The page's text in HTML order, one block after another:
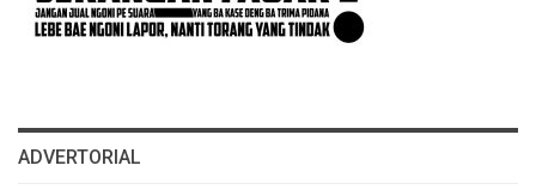
ADVERTORIAL